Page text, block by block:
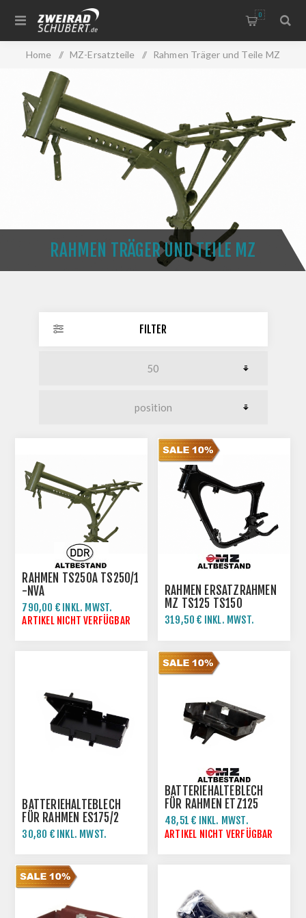
0
Home / MZ-Ersatzteile / Rahmen Träger und Teile MZ
RAHMEN TRÄGER UND TEILE MZ
FILTER
RAHMEN TS250A TS250/1
-NVA
790,00 € INKL. MWST.
ARTIKEL NICHT VERFÜGBAR
RAHMEN ERSATZRAHMEN
MZ TS125 TS150
319,50 € INKL. MWST.
BATTERIEHALTEBLECH
FÜR RAHMEN ES175/2
ES250/2 ETS250
30,80 € INKL. MWST.
BATTERIEHALTEBLECH
FÜR RAHMEN ETZ125
ETZ150 ETZ250 ETZ251
48,51 € INKL. MWST.
53,90 € INKL. MWST.
ARTIKEL NICHT VERFÜGBAR